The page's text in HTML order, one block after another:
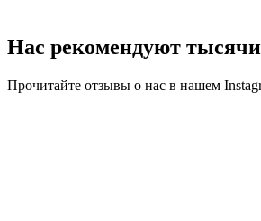
Нас рекомендуют
Прочитайте отзывы о нас в нашем